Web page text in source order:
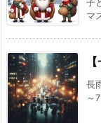
子
マ
長
～